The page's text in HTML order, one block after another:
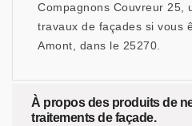
Compagnons Couvreur 25,
travaux de façades si vous
Amont, dans le 25270.
À propos des produits de
traitements de façade.